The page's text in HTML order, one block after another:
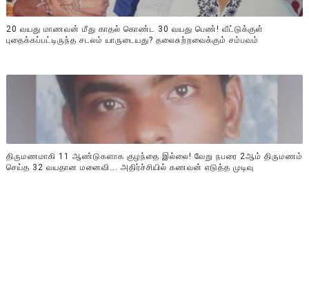
20 வயது மாணவன் மீது காதல் கொண்ட 30 வயது பெண்! வீட்டுக்குள்
புதைக்கப்பட்டிருந்த சடலம் யாருடையது? தலைசுற்றவைக்கும் சம்பவம்
திருமணமாகி 11 ஆண்டுகளாக குழந்தை இல்லை! வேறு நபரை 2ஆம் திருமணம்
செய்த 32 வயதான மனைவி... அதிர்ச்சியில் கணவன் எடுத்த முடிவு